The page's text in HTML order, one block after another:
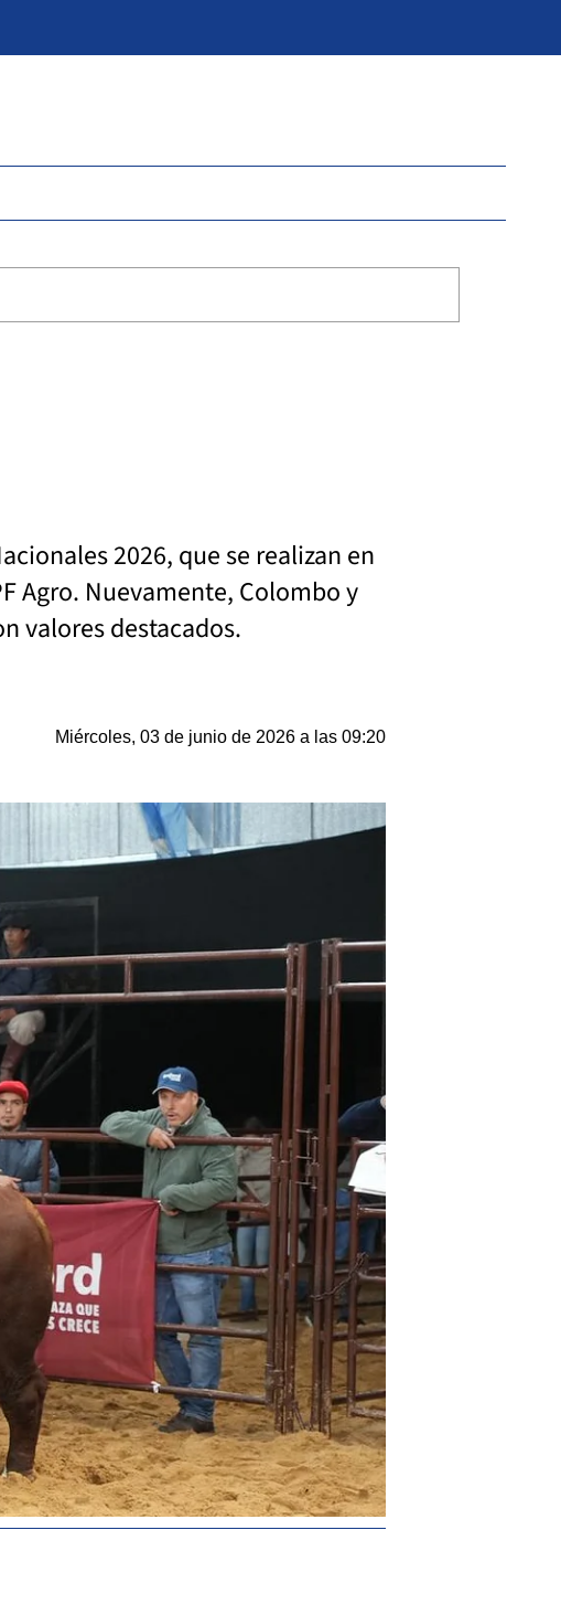
2026, que se realizan en
Agro. Nuevamente, Colombo y
valores destacados.
Miércoles, 03 de junio de 2026 a las 09:20